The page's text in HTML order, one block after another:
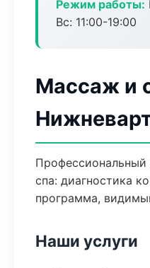
Режим работы:
Вс: 11:00-19:00
Массаж и
спа: диагностика
программа,
Наши услуги